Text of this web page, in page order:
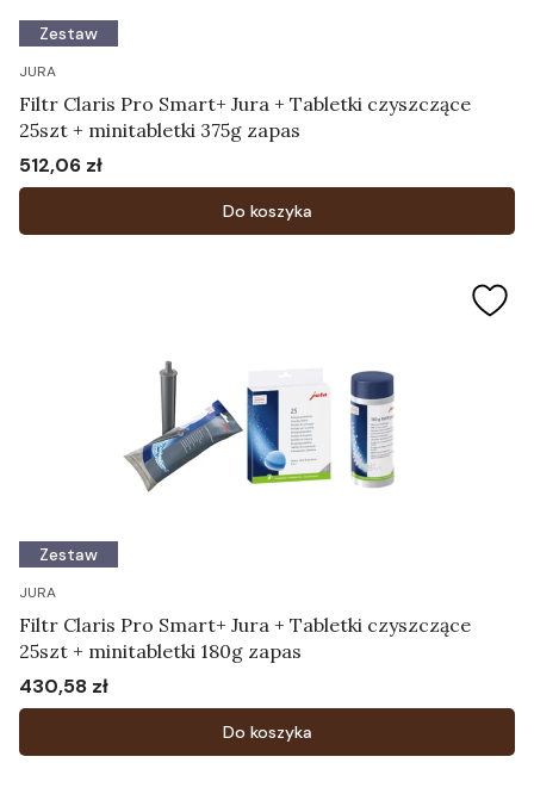
Zestaw
JURA
Filtr Claris Pro Smart+ Jura + Tabletki czyszczące
25szt + minitabletki 375g zapas
Cena
512,06 zł
Do koszyka
Zestaw
JURA
Filtr Claris Pro Smart+ Jura + Tabletki czyszczące
25szt + minitabletki 180g zapas
Cena
430,58 zł
Do koszyka